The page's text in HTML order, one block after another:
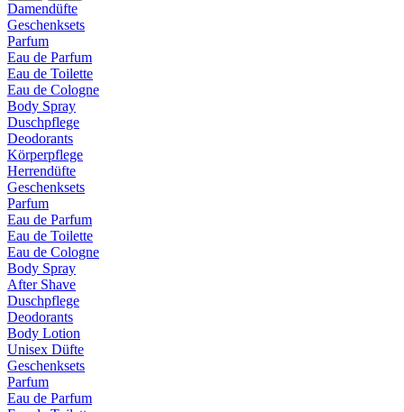
Damendüfte
Geschenksets
Parfum
Eau de Parfum
Eau de Toilette
Eau de Cologne
Body Spray
Duschpflege
Deodorants
Körperpflege
Herrendüfte
Geschenksets
Parfum
Eau de Parfum
Eau de Toilette
Eau de Cologne
Body Spray
After Shave
Duschpflege
Deodorants
Body Lotion
Unisex Düfte
Geschenksets
Parfum
Eau de Parfum